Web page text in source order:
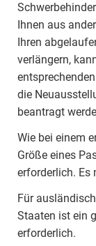
Ihnen aus
Ihren
verlängern,
die
beantragt
Wie bei einem
Größe eines
erforderlich. Es
Für
Staaten ist ein
erforderlich.